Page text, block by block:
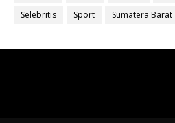
Selebritis
Sport Sumatera Barat